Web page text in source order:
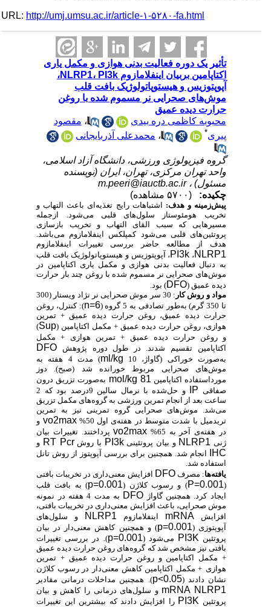
URL:http://umj.umsu.ac.ir/article-۱-۵۲۸۰-fa.html
تأثیر یک دوره فعالیت بدنی هوازی و مکمل یاری
اکتاپامین بربیان اینفلامازوم NLRP1، PI3k،
آپوپتوزیس و هیستوپاتولوژیک بافت قلب
موش‌های صحرایی نر مسموم شده با روغن
حرارت دیده عمیق
محبوبه کاظمی دره بیدی
،مقصود
پیری
،محمدعلی آذربایجانی
گروه فیزیولوژی ورزشی، دانشگاه آزاد اسلامی،
واحد تهران مرکزی، تهران، ایران (نویسنده
مسئول) ، m.peeri@iauctb.ac.ir
چکیده:
پیش‌زمینه و هدف:اشتباهات رایج تغذیه‌ای باعث التهاب و
تخریب هومئوستاز سلول‌های قلبی می‌شود. ازجمله
مسیرهایی که سبب القای التهاب و تخریب بازسازی
پروتئین‌های قلبی می‌شود کمپلکس اینفلامازوم می‌باشد.
هدف از مطالعه حاضر بررسی تغییرات اینفلامازوم
NLRP1 ،PI3k ، آپوپتوزیس و هیستوپاتولوژیک بافت قلب
به دنبال فعالیت بدنی هوازی و مکمل یاری اکتاپامین در
موش‌های صحرایی نر مسموم شده با روغن چند بار حرارت
دیده عمیق ( DFO ) بود.
مواد و روش‌ کار
: 30 سر موش صحرایی نر نژاد ویستار (300
n=6): کنترل، روغن
حرارت دیده عمیق، روغن حرارت دیده عمیق + تمرین
هوازی، روغن حرارت دیده عمیق + مکمل اکتاپامین (Sup
)
و روغن حرارت دیده عمیق + تمرین هوازی
+ مکمل
اکتاپامین تقسیم شدند. در طول دوره پژوهش DFO
به‌صورت خوراکی (گاواژ، 10 ml/kg
) مدت 4 هفته به
موش‌های صحرایی مربوط خورانده شد (صبح). دوز
مورداستفاده اکتاپامینmol/kg 81به‌صورت تزریق درون
صفاقی IP
و حل‌شده با نرمال سالین 9درصد بود که 2
ساعت بعد از انجام تمرین ورزشی به گروه‌های مکمل تزریق
می‌شد. موش‌های صحرایی گروه تمرینی نیز به تمرین
تریدمیل با شدت متوسط در هفته‌ی اول 50%
vo2maxو
در هفته‌ی آخر به 65%
vo2maxپرداختند. تغییرات بیان
ژنیNLRP1 و بیان پروتئینیPI3k با روشRT Pcrو
IHCانجام شد. همچنین برای بررسی آپوپتوز از روش تانل
استفاده شد.
یافته‌ها: مصرفDFO افزایش معنی‌داری در تخریبات بافتی
P=0.001) و رسوب کلاژن (p=0.001) به بافت قلب
ایجاد کرد. همچنین گاواژDFO
به مدت 4 هفته در نمونه
موش صحرایی، باعث افزایش معنی‌داری در تخریبات بافتی،
افزایش
mRNAاینفلامازومNLRP1 و سلول‌های
آپوپتوزی (p=0.001) و همچنین کاهش معنی‌دار در بیان
پروتئینPI3K می‌شود ( p=0.001). در بررسی تغییرات
بافتی نیز مشخص شد که گروه‌های روغن حرارت دیده عمیق
+ مکمل اکتاپامین و روغن حرارت دیده عمیق + تمرین
هوازی + مکمل اکتاپامین کاهش معنی‌دار در رسوب کلاژن
نشان دادند ( p<0.05). همچنین مداخلات درمانی مقادیر
mRNA NLRP1و سلول‌های درمانی را کاهش و بیان
پروتئینPI3K را افزایش دادند که بیشترین این تغییرات